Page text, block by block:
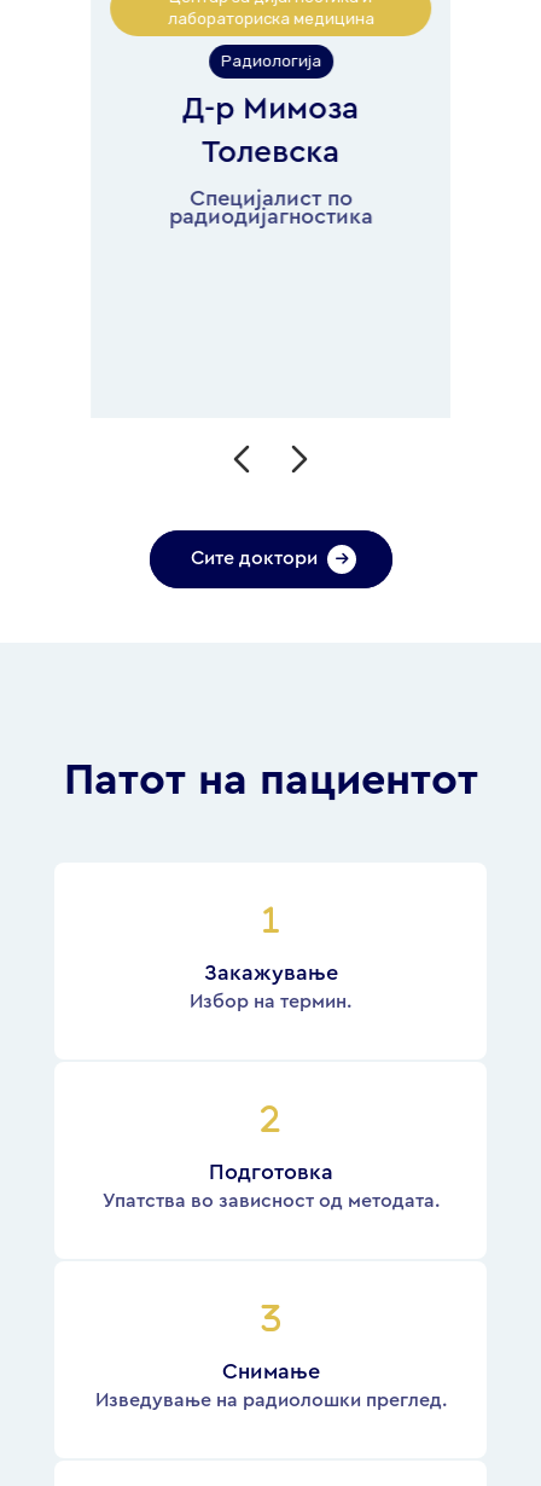
лабораториска медицина
Радиологија
Д-р Мимоза
Толевска
Специјалист по
радиодијагностика
Сите доктори
Патот на пациентот
Закажување
Избор на термин.
Подготовка
Упатства во зависност од методата.
Снимање
Изведување на радиолошки преглед.